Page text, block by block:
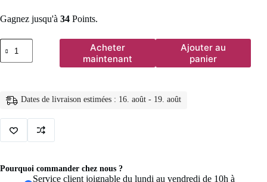
Gagnez jusqu'à 34 Points.
quantité
de
Abayas
Bangladesh
burka,
robe
imprimé
arabe,
Acheter
maintenant
Ajouter au
panier
Dates de livraison estimées : 16. août - 19. août
Pourquoi commander chez nous ?
Service client joignable du lundi au vendredi de 10h à